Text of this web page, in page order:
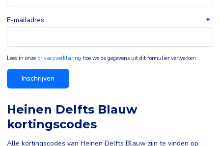
E-mailadres
Lees in onze privacyverklaring hoe we de gegevens uit dit formulier verwerken.
Inschrijven
Heinen Delfts Blauw
kortingscodes
Alle kortingscodes van Heinen Delfts Blauw zijn te vinden op